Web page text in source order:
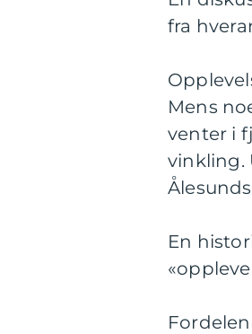
fra
Mens
venter i
vinkling.
En